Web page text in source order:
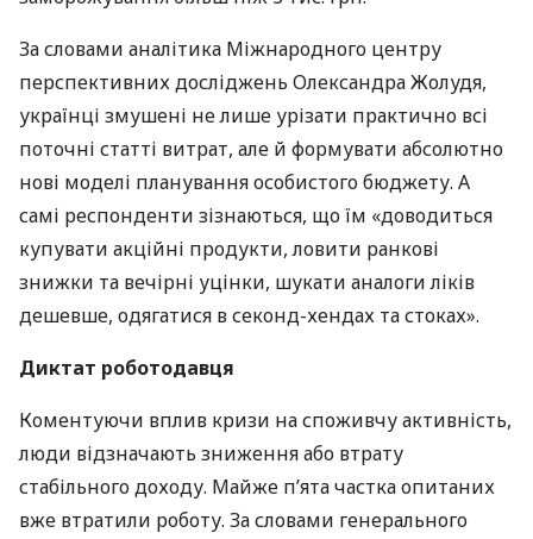
За словами аналітика Міжнародного центру
перспективних досліджень Олександра Жолудя,
українці змушені не лише урізати практично всі
поточні статті витрат, але й формувати абсолютно
нові моделі планування особистого бюджету. А
самі респонденти зізнаються, що їм «доводиться
купувати акційні продукти, ловити ранкові
знижки та вечірні уцінки, шукати аналоги ліків
дешевше, одягатися в секонд-хендах та стоках».
Диктат роботодавця
Коментуючи вплив кризи на споживчу активність,
люди відзначають зниження або втрату
стабільного доходу. Майже п’ята частка опитаних
вже втратили роботу. За словами генерального